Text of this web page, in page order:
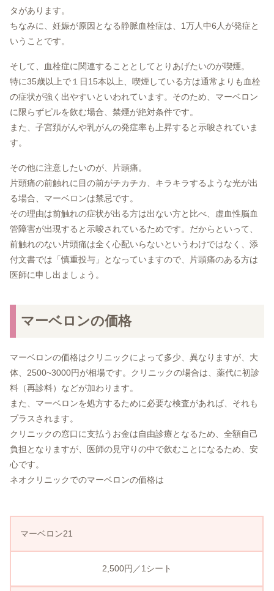
タがあります。
ちなみに、妊娠が原因となる静脈血栓症は、1万人中6人が発症と
いうことです。
そして、血栓症に関連することとしてとりあげたいのが喫煙。
特に35歳以上で１日15本以上、喫煙している方は通常よりも血栓
の症状が強く出やすいといわれています。そのため、マーベロン
に限らずピルを飲む場合、禁煙が絶対条件です。
また、子宮頚がんや乳がんの発症率も上昇すると示唆されていま
す。
その他に注意したいのが、片頭痛。
片頭痛の前触れに目の前がチカチカ、キラキラするような光が出
る場合、マーベロンは禁忌です。
その理由は前触れの症状が出る方は出ない方と比べ、虚血性脳血
管障害が出現すると示唆されているためです。だからといって、
前触れのない片頭痛は全く心配いらないというわけではなく、添
付文書では「慎重投与」となっていますので、片頭痛のある方は
医師に申し出ましょう。
マーベロンの価格
マーベロンの価格はクリニックによって多少、異なりますが、大
体、2500~3000円が相場です。クリニックの場合は、薬代に初診
料（再診料）などが加わります。
また、マーベロンを処方するために必要な検査があれば、それも
プラスされます。
クリニックの窓口に支払うお金は自由診療となるため、全額自己
負担となりますが、医師の見守りの中で飲むことになるため、安
心です。
ネオクリニックでのマーベロンの価格は
マーベロン21
2,500円／1シート